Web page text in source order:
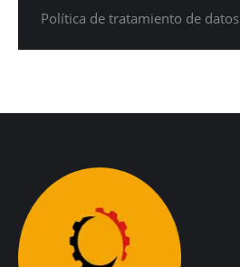
Política de tratamiento de datos